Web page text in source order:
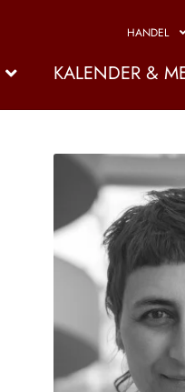
HANDEL
KALENDER &